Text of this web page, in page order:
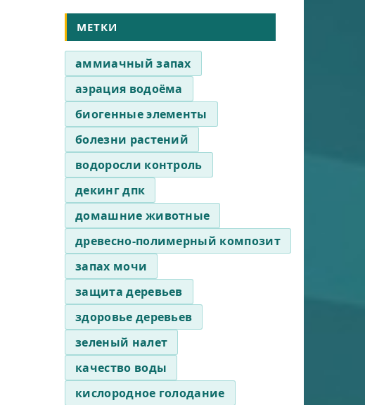
МЕТКИ
аммиачный запах
аэрация водоёма
биогенные элементы
болезни растений
водоросли контроль
декинг дпк
домашние животные
древесно-полимерный композит
запах мочи
защита деревьев
здоровье деревьев
зеленый налет
качество воды
кислородное голодание